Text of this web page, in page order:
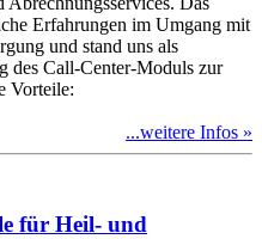
Erfahrungen im Umgang mit
und stand uns als
des Call-Center-Moduls zur
Vorteile:
...weitere Infos »
für Heil- und